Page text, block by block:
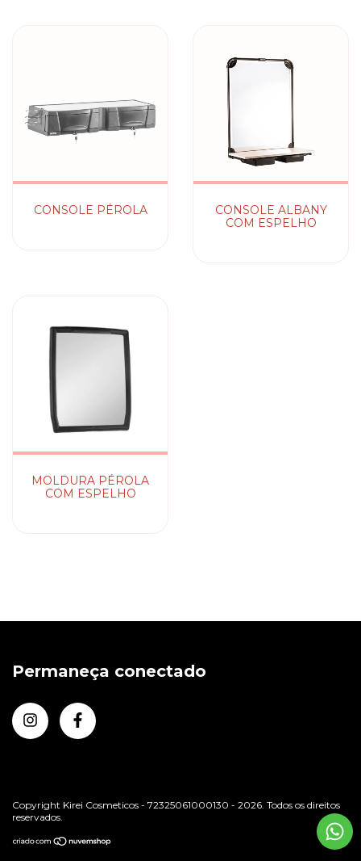
CONSOLE PÉROLA
CONSOLE ALBANY
COM ESPELHO
MOLDURA PÉROLA
COM ESPELHO
Permaneça conectado
Copyright Kirei Cosmeticos - 72325061000130 - 2026. Todos os direitos
reservados.